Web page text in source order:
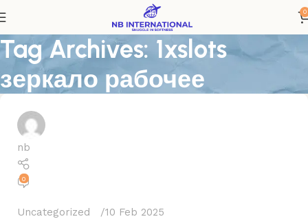
0
Tag Archives: 1xslots
зеркало рабочее
nb
0
Uncategorized 10 Feb 2025